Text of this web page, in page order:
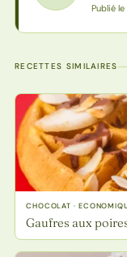
Publié
RECETTES SIMILAIRES
CHOCOLAT ·
Gaufres aux